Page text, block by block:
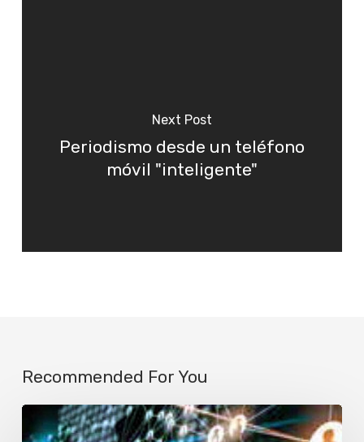
Next Post
Periodismo desde un teléfono
móvil "inteligente"
Recommended For You
Empresarios